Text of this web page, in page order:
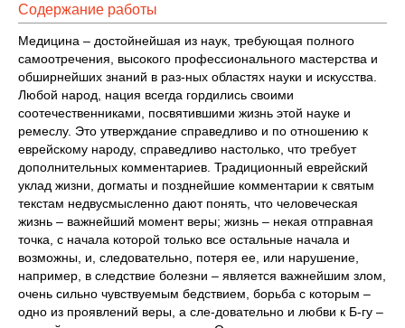
Содержание работы
Медицина – достойнейшая из наук, требующая полного
самоотречения, высокого профессионального мастерства и
обширнейших знаний в раз-ных областях науки и искусства.
Любой народ, нация всегда гордились своими
соотечественниками, посвятившими жизнь этой науке и
ремеслу. Это утверждание справедливо и по отношению к
еврейскому народу, справедливо настолько, что требует
дополнительных комментариев. Традиционный еврейский
уклад жизни, догматы и позднейшие комментарии к святым
текстам недвусмысленно дают понять, что человеческая
жизнь – важнейший момент веры; жизнь – некая отправная
точка, с начала которой только все остальные начала и
возможны, и, следовательно, потеря ее, или нарушение,
например, в следствие болезни – является важнейшим злом,
очень сильно чувствуемым бедствием, борьба с которым –
одно из проявлений веры, а сле-довательно и любви к Б-гу –